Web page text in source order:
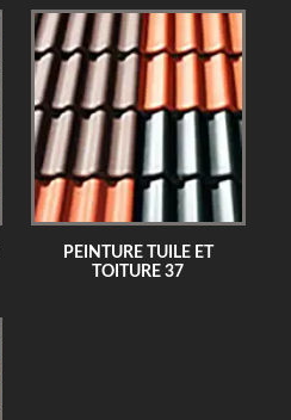
PEINTURE TUILE ET
TOITURE 37